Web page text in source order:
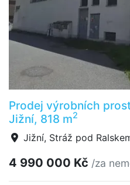
Prodej výrobních
Jižní, 818 m2
Jižní, Stráž pod
4 990 000 Kč /za